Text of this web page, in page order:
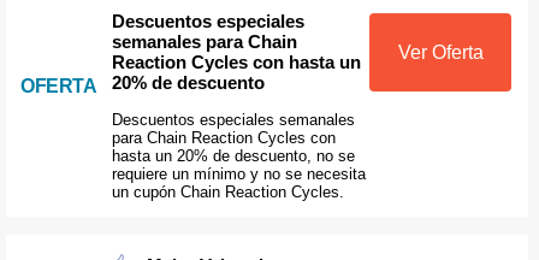
OFERTA
Descuentos especiales
semanales para Chain
Reaction Cycles con hasta un
20% de descuento
Descuentos especiales semanales
para Chain Reaction Cycles con
hasta un 20% de descuento, no se
requiere un mínimo y no se necesita
un cupón Chain Reaction Cycles.
Ver Oferta